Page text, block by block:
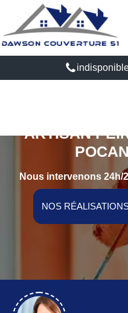
ARTISAN
Nous intervenons 24h/
NOS